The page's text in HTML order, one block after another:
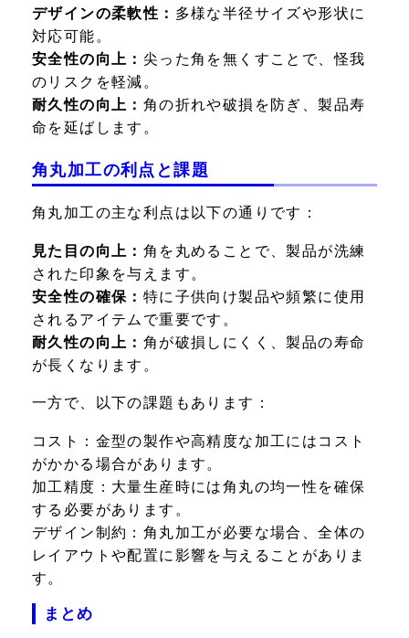
デザインの柔軟性： 多様な半径サイズや形状に
対応可能。
安全性の向上： 尖った角を無くすことで、怪我
のリスクを軽減。
耐久性の向上： 角の折れや破損を防ぎ、製品寿
命を延ばします。
角丸加工の利点と課題
角丸加工の主な利点は以下の通りです：
見た目の向上： 角を丸めることで、製品が洗練
された印象を与えます。
安全性の確保： 特に子供向け製品や頻繁に使用
されるアイテムで重要です。
耐久性の向上： 角が破損しにくく、製品の寿命
が長くなります。
一方で、以下の課題もあります：
コスト： 金型の製作や高精度な加工にはコスト
がかかる場合があります。
加工精度： 大量生産時には角丸の均一性を確保
する必要があります。
デザイン制約： 角丸加工が必要な場合、全体の
レイアウトや配置に影響を与えることがありま
す。
まとめ